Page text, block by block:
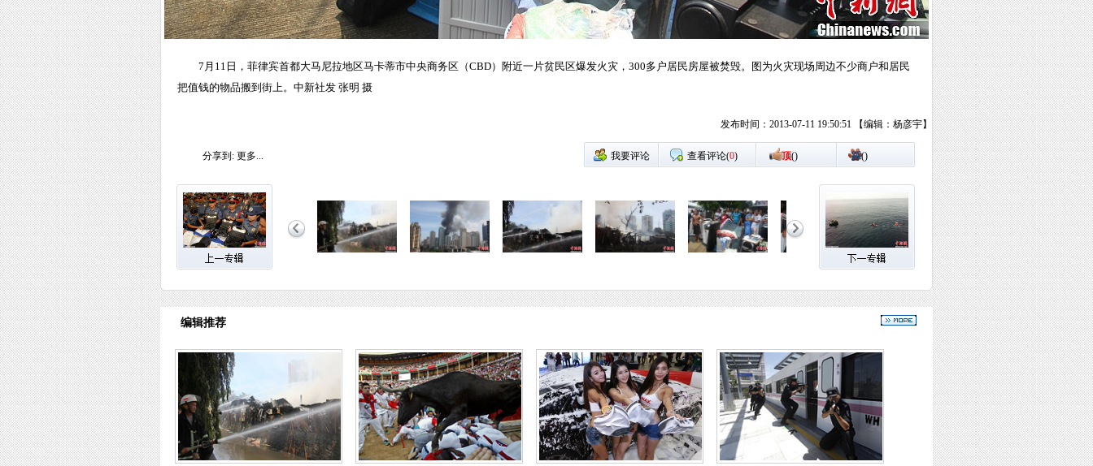
7月11日，菲律宾首都大马尼拉地区马卡蒂市中央商务区（CBD）附近一片贫民区爆发火灾，300多户居民房屋被焚毁。图为火灾现场周边不少商户和居民
把值钱的物品搬到街上。中新社发 张明 摄
发布时间：2013-07-11 19:50:51 【编辑：杨彦宇】
分享到: 更多... 我要评论 查看评论(0) 顶() 踩()
编辑推荐